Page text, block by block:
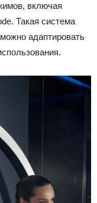
включая
Такая система
адаптировать